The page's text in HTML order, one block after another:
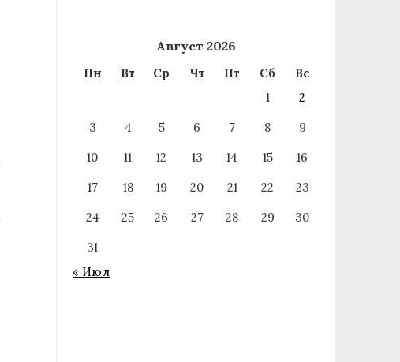
Август 2026
Пн Вт Ср Чт Пт Сб
Вс
1
2
3
4 5 6 7 8
9
10
11 12 13 14 15
16
17
18 19 20 21 22
23
24
25 26 27 28 29
30
31
« Июл